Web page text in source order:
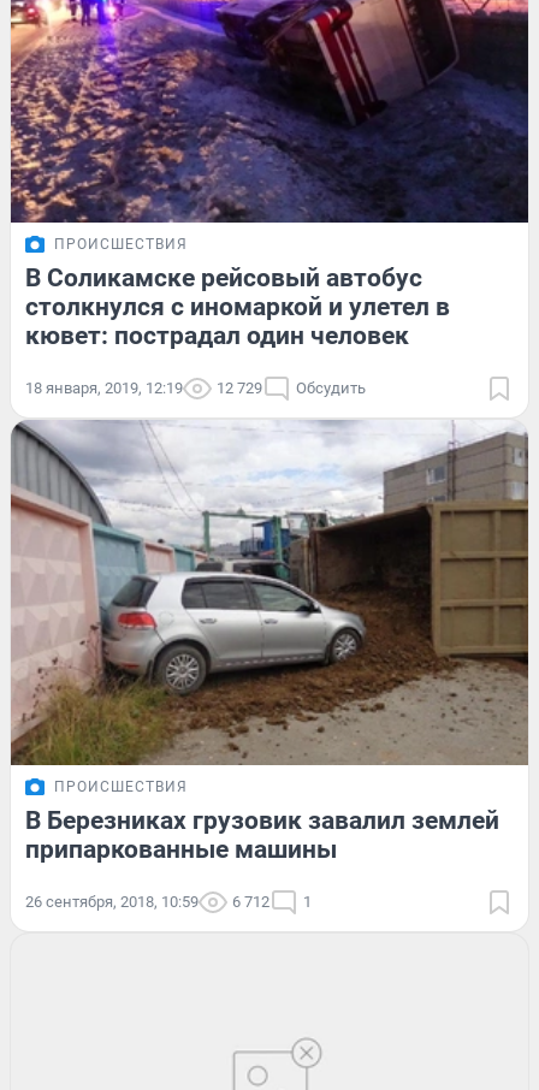
ПРОИСШЕСТВИЯ
В Соликамске рейсовый автобус
столкнулся с иномаркой и улетел в
кювет: пострадал один человек
18 января, 2019, 12:19 12 729 Обсудить
ПРОИСШЕСТВИЯ
В Березниках грузовик завалил землей
припаркованные машины
26 сентября, 2018, 10:59 6 712 1